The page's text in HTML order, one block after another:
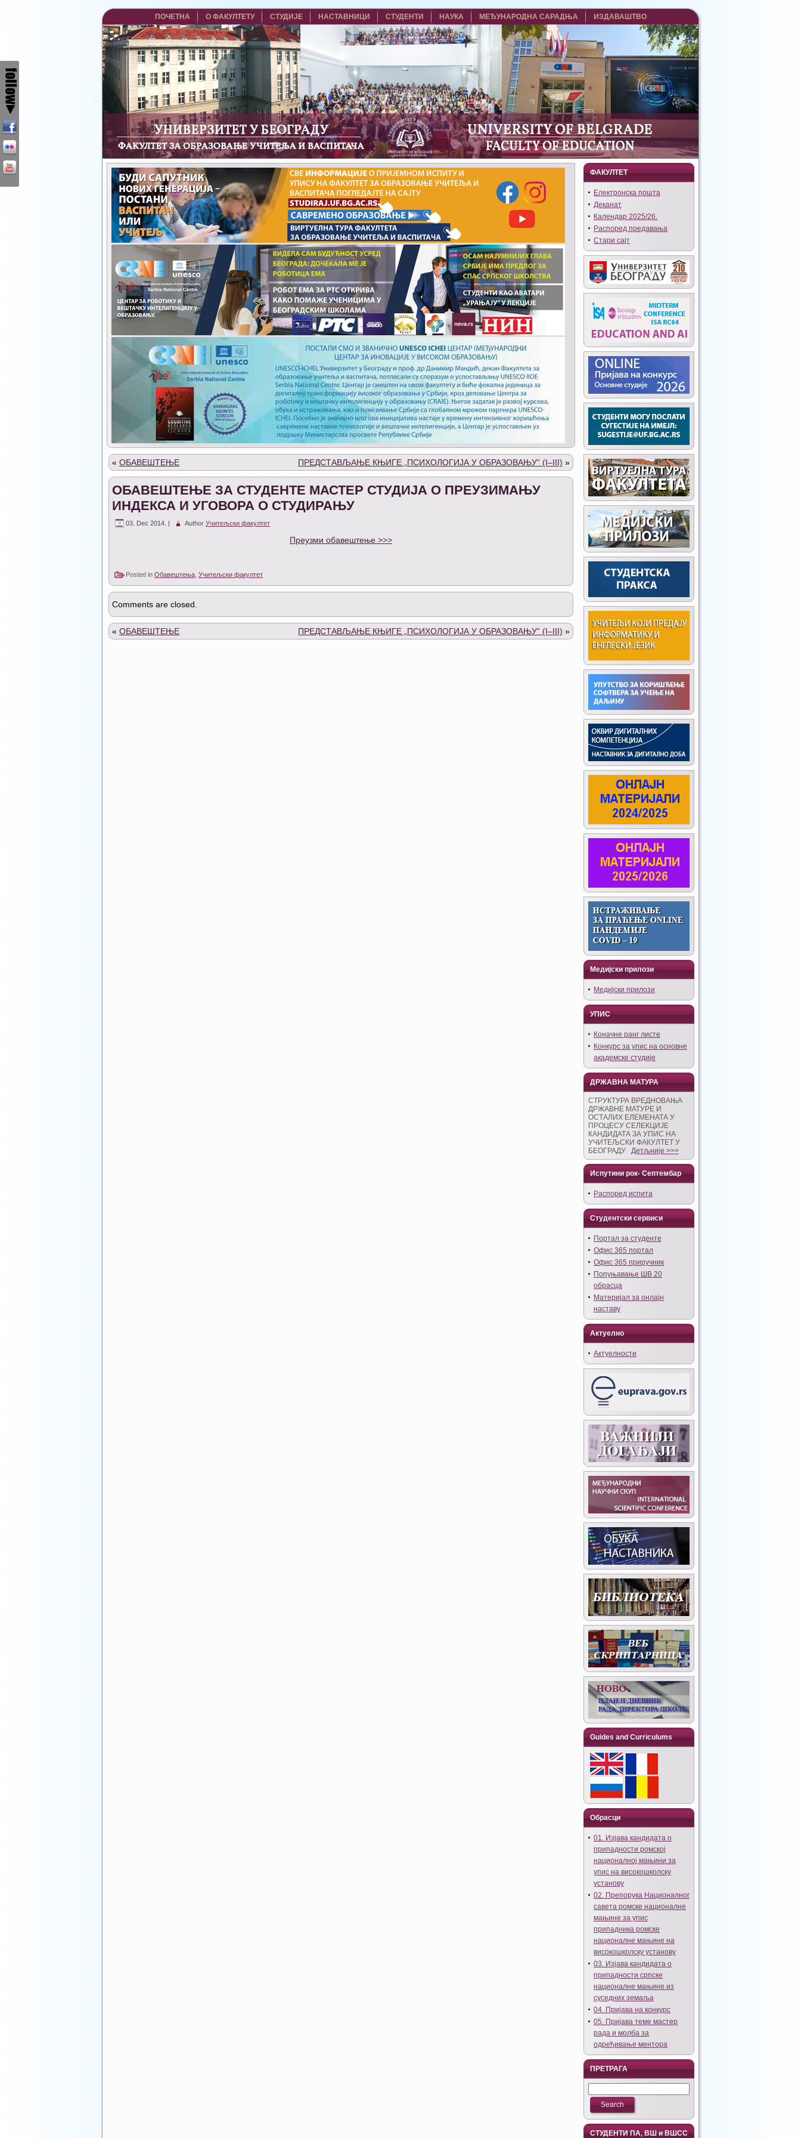
ПОЧЕТНА О ФАКУЛТЕТУ СТУДИЈЕ НАСТАВНИЦИ СТУДЕНТИ НАУКА МЕЂУНАРОДНА САРАДЊА ИЗДАВАШТВО
« ОБАВЕШТЕЊЕ ПРЕДСТАВЉАЊЕ КЊИГЕ „ПСИХОЛОГИЈА У ОБРАЗОВАЊУ“ (I–III) »
ОБАВЕШТЕЊЕ ЗА СТУДЕНТЕ МАСТЕР СТУДИЈА О ПРЕУЗИМАЊУ
ИНДЕКСА И УГОВОРА О СТУДИРАЊУ
03. Dec 2014. | Author Учитељски факултет
Преузми обавештење >>>
Posted in Обавештења Учитељски факултет
Comments are closed.
« ОБАВЕШТЕЊЕ ПРЕДСТАВЉАЊЕ КЊИГЕ „ПСИХОЛОГИЈА У ОБРАЗОВАЊУ“ (I–III) »
ФАКУЛТЕТ
Eлектронска пошта
Деканат
Календар 2025/26.
Распоред предавања
Стари сајт
Медијски прилози
Медијски прилози
УПИС
Коначне ранг листе
Конкурс за упис на основне
академске студије
ДРЖАВНА МАТУРА
СТРУКТУРА ВРЕДНОВАЊА
ДРЖАВНЕ МАТУРЕ И
ОСТАЛИХ ЕЛЕМЕНАТА У
ПРОЦЕСУ СЕЛЕКЦИЈЕ
КАНДИДАТА ЗА УПИС НА
УЧИТЕЉСКИ ФАКУЛТЕТ У
БЕОГРАДУ Детљније >>>
Испутини рок- Септембар
Распоред испита
Студентски сервиси
Портал за студенте
Офис 365 портал
Офис 365 приручник
Попуњавање ШВ 20
обрасца
Материјал за онлајн
наставу
Актуелно
Актуелности
Guides and Curriculums
Обрасци
01. Изјава кандидата о
припадности ромској
националној мањини за
упис на високошколску
установу
02. Препорука Националног
савета ромске националне
мањине за упис
припадника ромске
националне мањине на
високошколску установу
03. Изјава кандидата о
припадности српске
националне мањине из
суседних земаља
04. Пријава на конкурс
05. Пријава теме мастер
рада и молба за
одређивање ментора
ПРЕТРАГА
СТУДЕНТИ ПА, ВШ и ВШСС